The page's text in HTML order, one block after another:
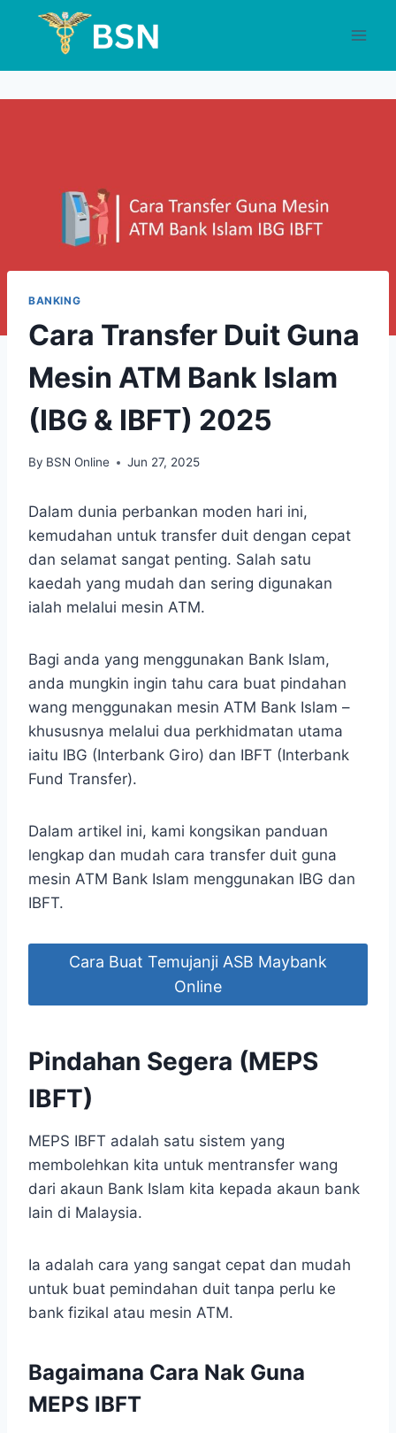
BANKING
Cara Transfer Duit Guna
Mesin ATM Bank Islam
(IBG & IBFT) 2025
By BSN Online Jun 27, 2025
Dalam dunia perbankan moden hari ini,
kemudahan untuk transfer duit dengan cepat
dan selamat sangat penting. Salah satu
kaedah yang mudah dan sering digunakan
ialah melalui mesin ATM.
Bagi anda yang menggunakan Bank Islam,
anda mungkin ingin tahu cara buat pindahan
wang menggunakan mesin ATM Bank Islam –
khususnya melalui dua perkhidmatan utama
iaitu IBG (Interbank Giro) dan IBFT (Interbank
Fund Transfer).
Dalam artikel ini, kami kongsikan panduan
lengkap dan mudah cara transfer duit guna
mesin ATM Bank Islam menggunakan IBG dan
IBFT.
Cara Buat Temujanji ASB Maybank
Online
Pindahan Segera (MEPS
IBFT)
MEPS IBFT adalah satu sistem yang
membolehkan kita untuk mentransfer wang
dari akaun Bank Islam kita kepada akaun bank
lain di Malaysia.
Ia adalah cara yang sangat cepat dan mudah
untuk buat pemindahan duit tanpa perlu ke
bank fizikal atau mesin ATM.
Bagaimana Cara Nak Guna
MEPS IBFT